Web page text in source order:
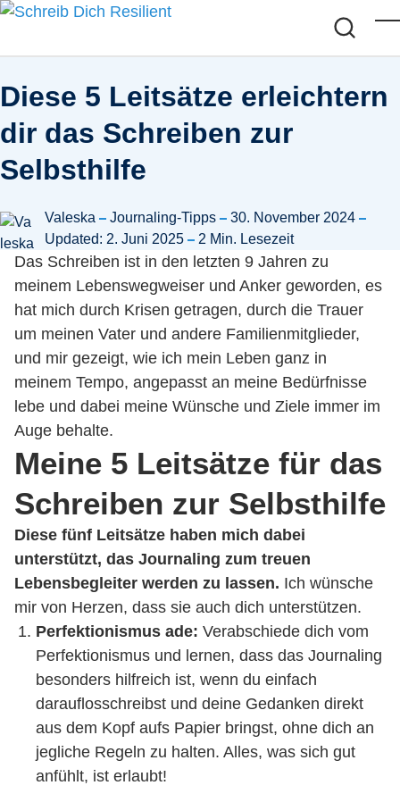
Skip to main content
Diese 5 Leitsätze erleichtern
dir das Schreiben zur
Selbsthilfe
Posted by
Valeska in
Journaling-Tipps
30. November 2024
Updated: 2. Juni 2025
2 Min. Lesezeit
Das Schreiben ist in den letzten 9 Jahren zu
meinem Lebenswegweiser und Anker geworden, es
hat mich durch Krisen getragen, durch die Trauer
um meinen Vater und andere Familienmitglieder,
und mir gezeigt, wie ich mein Leben ganz in
meinem Tempo, angepasst an meine Bedürfnisse
lebe und dabei meine Wünsche und Ziele immer im
Auge behalte.
Meine 5 Leitsätze für das
Schreiben zur Selbsthilfe
Diese fünf Leitsätze haben mich dabei
unterstützt, das Journaling zum treuen
Lebensbegleiter werden zu lassen. Ich wünsche
mir von Herzen, dass sie auch dich unterstützen.
Perfektionismus ade: Verabschiede dich vom
Perfektionismus und lernen, dass das Journaling
besonders hilfreich ist, wenn du einfach
darauflosschreibst und deine Gedanken direkt
aus dem Kopf aufs Papier bringst, ohne dich an
jegliche Regeln zu halten. Alles, was sich gut
anfühlt, ist erlaubt!